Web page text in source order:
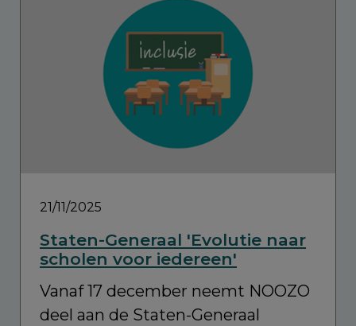
21/11/2025
Staten-Generaal 'Evolutie naar
scholen voor iedereen'
Vanaf 17 december neemt NOOZO
deel aan de Staten-Generaal